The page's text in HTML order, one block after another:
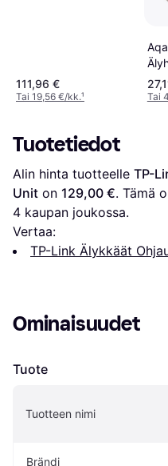
111,96 €
Tai 19,56 €/kk.¹ Tai
Tuotetiedot
Alin hinta tuotteelle TP-
Unit on 129,00 €
4 kaupan joukossa.
Vertaa:
TP-Link Älykkäät
Ominaisuudet
Tuote
Tuotteen nimi
Brändi